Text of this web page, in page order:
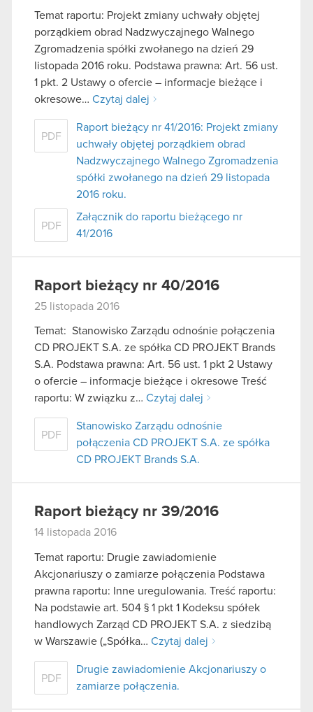
Temat raportu: Projekt zmiany uchwały objętej
porządkiem obrad Nadzwyczajnego Walnego
Zgromadzenia spółki zwołanego na dzień 29
listopada 2016 roku. Podstawa prawna: Art. 56 ust.
1 pkt. 2 Ustawy o ofercie – informacje bieżące i
okresowe… Czytaj dalej
PDF
Raport bieżący nr 41/2016: Projekt zmiany
uchwały objętej porządkiem obrad
Nadzwyczajnego Walnego Zgromadzenia
spółki zwołanego na dzień 29 listopada
2016 roku.
PDF
Załącznik do raportu bieżącego nr
41/2016
Raport bieżący nr 40/2016
25 listopada 2016
Temat: Stanowisko Zarządu odnośnie połączenia
CD PROJEKT S.A. ze spółka CD PROJEKT Brands
S.A. Podstawa prawna: Art. 56 ust. 1 pkt 2 Ustawy
o ofercie – informacje bieżące i okresowe Treść
raportu: W związku z… Czytaj dalej
PDF
Stanowisko Zarządu odnośnie
połączenia CD PROJEKT S.A. ze spółka
CD PROJEKT Brands S.A.
Raport bieżący nr 39/2016
14 listopada 2016
Temat raportu: Drugie zawiadomienie
Akcjonariuszy o zamiarze połączenia Podstawa
prawna raportu: Inne uregulowania. Treść raportu:
Na podstawie art. 504 § 1 pkt 1 Kodeksu spółek
handlowych Zarząd CD PROJEKT S.A. z siedzibą
w Warszawie („Spółka… Czytaj dalej
PDF
Drugie zawiadomienie Akcjonariuszy o
zamiarze połączenia.